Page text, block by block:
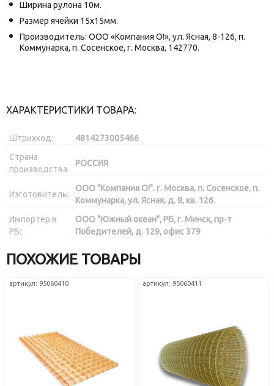
Ширина рулона 10м.
Размер ячейки 15х15мм.
Производитель: ООО «Компания О!», ул. Ясная, 8-126, п.
Коммунарка, п. Сосенское, г. Москва, 142770.
ХАРАКТЕРИСТИКИ ТОВАРА:
Штрихкод:
4814273005466
Страна
производства:
РОССИЯ
Изготовитель:
ООО "Компания О!". г. Москва, п. Сосенское, п.
Коммунарка, ул. Ясная, д. 8, кв. 126.
Импортер в
РБ:
ООО "Южный океан", РБ, г. Минск, пр-т
Победителей, д. 129, офис 379
ПОХОЖИЕ ТОВАРЫ
артикул: 95060410 артикул: 95060411